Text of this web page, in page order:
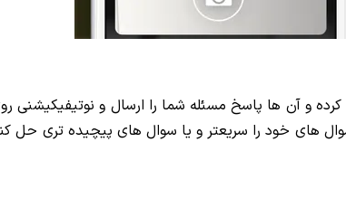
و آن ها پاسخ مسئله شما را ارسال و